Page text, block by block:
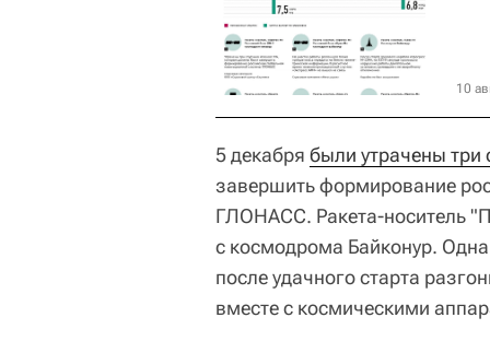
10
5 декабря были утрачены три
завершить формирование
ГЛОНАСС. Ракета-носитель
с космодрома Байконур.
после удачного старта
вместе с космическими